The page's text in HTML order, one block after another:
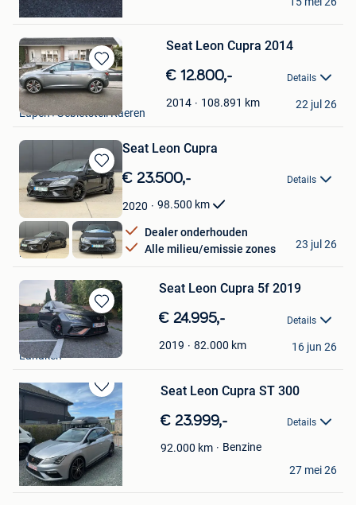
Balen
Bewaren
in
Mijn
Favorieten
Seat Leon Cupra 2014
€ 12.800,- Details
2014 108.891 km
Marco
Eupen+Gebietsteil Raeren
22 jul 26
Bewaren
in
Mijn
Favorieten
Seat Leon Cupra
€ 23.500,- Details
2020 98.500 km
Dealer onderhouden
Alle milieu/emissie zones
NVR Cars
Koersel
23 jul 26
Bewaren
in
Mijn
Favorieten
Seat Leon Cupra 5f 2019
€ 24.995,- Details
2019 82.000 km
yannickvsp
Lanaken
16 jun 26
Bewaren
in
Mijn
Favorieten
Seat Leon Cupra ST 300
€ 23.999,- Details
92.000 km
Benzine
senna praet
Geraardsbergen
27 mei 26